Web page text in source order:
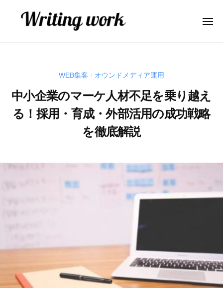
i
n
効
率
化
援
サ
メ
WEB集客 / オウンドメディア運用
中小企業のマーケ人材不足を乗り越え
る！採用・育成・外部活用の成功戦略
を徹底解説
0
日
y
o